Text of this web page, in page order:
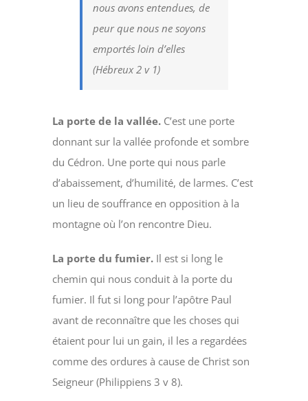
nous avons entendues, de
peur que nous ne soyons
emportés loin d’elles
(Hébreux 2 v 1)
La porte de la vallée. C’est une porte
donnant sur la vallée profonde et sombre
du Cédron. Une porte qui nous parle
d’abaissement, d’humilité, de larmes. C’est
un lieu de souffrance en opposition à la
montagne où l’on rencontre Dieu.
La porte du fumier. Il est si long le
chemin qui nous conduit à la porte du
fumier. Il fut si long pour l’apôtre Paul
avant de reconnaître que les choses qui
étaient pour lui un gain, il les a regardées
comme des ordures à cause de Christ son
Seigneur (Philippiens 3 v 8).